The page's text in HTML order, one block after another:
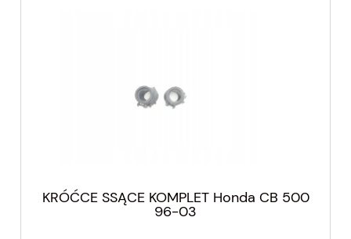
KRÓĆCE SSĄCE KOMPLET Honda CB 500
96-03